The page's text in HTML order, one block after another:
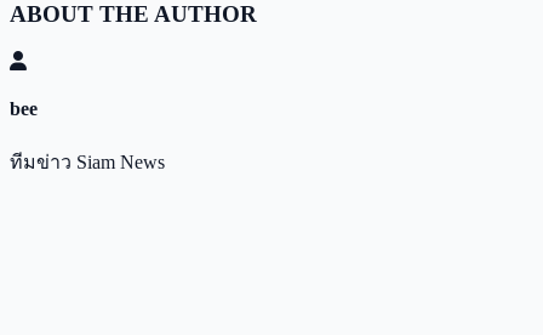
ABOUT THE AUTHOR
bee
ทีมข่าว Siam News